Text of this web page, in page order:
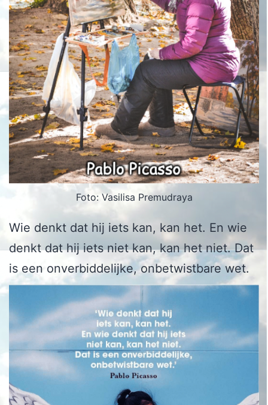
Foto: Vasilisa Premudraya
Wie denkt dat hij iets kan, kan het. En wie
denkt dat hij iets niet kan, kan het niet. Dat
is een onverbiddelijke, onbetwistbare wet.